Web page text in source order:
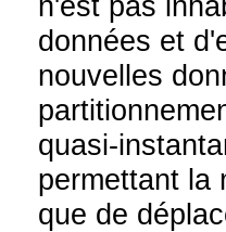
données et
nouvelles
quasi-
permettant la
que de